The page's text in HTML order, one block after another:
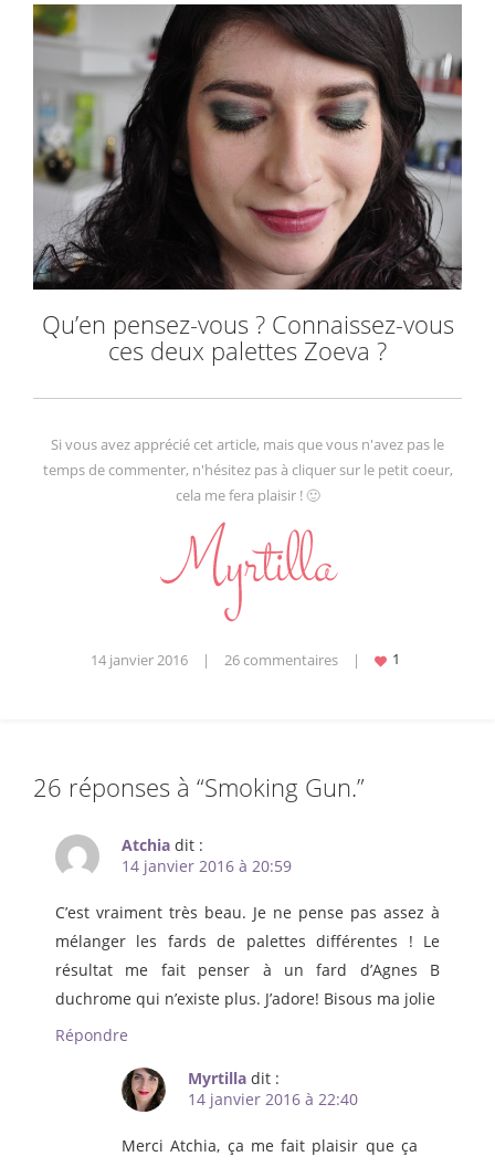
Qu’en pensez-vous ? Connaissez-vous
ces deux palettes Zoeva ?
Si vous avez apprécié cet article, mais que vous n'avez pas le
temps de commenter, n'hésitez pas à cliquer sur le petit coeur,
cela me fera plaisir ! 🙂
14 janvier 2016 | 26 commentaires |
26 réponses à “Smoking Gun.”
Atchia dit :
14 janvier 2016 à 20:59
C’est vraiment très beau. Je ne pense pas assez à
mélanger les fards de palettes différentes ! Le
résultat me fait penser à un fard d’Agnes B
duchrome qui n’existe plus. J’adore! Bisous ma jolie
Répondre
Myrtilla dit :
14 janvier 2016 à 22:40
Merci Atchia, ça me fait plaisir que ça